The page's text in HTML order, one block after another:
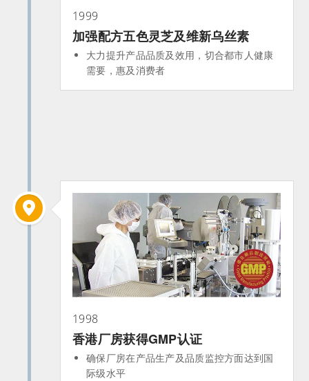
1999
加强配方五色灵芝及维新乌丝素
大力提升产品品质及效用，切合都市人健康
需要，惠及消费者
1998
香港厂房获得GMP认证
确保厂房在产品生产及品质监控方面达到国
际级水平